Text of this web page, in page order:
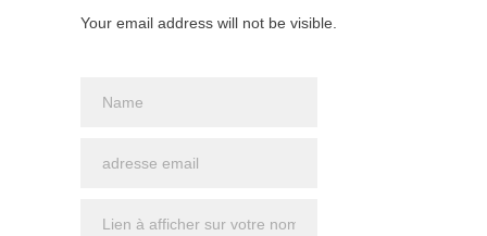
Your email address will not be visible.